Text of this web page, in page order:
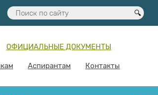
ОФИЦИАЛЬНЫЕ ДОКУМЕНТЫ
Аспирантам Контакты